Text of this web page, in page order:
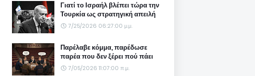
Γιατί το Ισραήλ βλέπει τώρα την
Τουρκία ως στρατηγική απειλή
7/25/2026 06:27:00 μ.μ.
Παρέλαβε κόμμα, παρέδωσε
παρέα που δεν ξέρει πού πάει
7/05/2026 11:07:00 π.μ.